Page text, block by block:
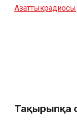
Азаттыкрадиосы
Тақырыпқа